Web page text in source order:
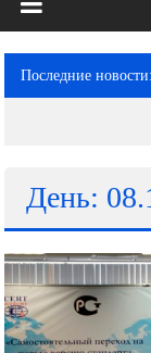
ТВ
это
телеканал
фильмы,
музыкальные
рекламные
ролики
и
презентации.
Последние новости:
День: